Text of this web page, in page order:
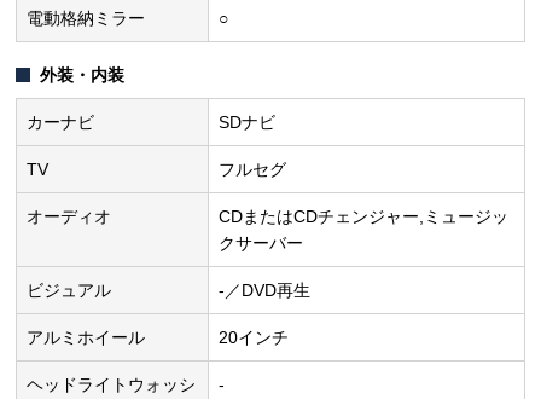
電動格納ミラー ○
外装・内装
カーナビ SDナビ
TV フルセグ
オーディオ
CDまたはCDチェンジャー,ミュージッ
クサーバー
ビジュアル -／DVD再生
アルミホイール 20インチ
ヘッドライトウォッシ
-